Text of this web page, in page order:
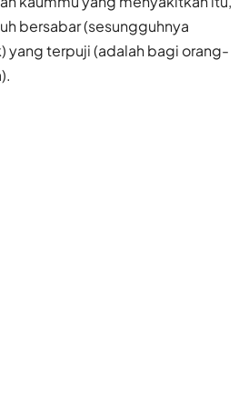
bersabar (sesungguhnya
yang terpuji (adalah bagi orang-